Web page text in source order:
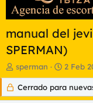
manual del jevi
SPERMAN)
I
n
c
sperman
F
e
c
h
2 Feb
Cerrado para